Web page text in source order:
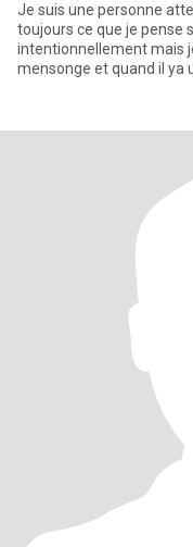
Je suis une personne
toujours ce que je pense
intentionnellement mais
mensonge et quand il ya